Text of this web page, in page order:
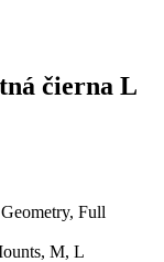
čierna L
Full
M, L